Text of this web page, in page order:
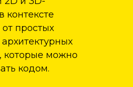
контексте
простых
которые можно
кодом.